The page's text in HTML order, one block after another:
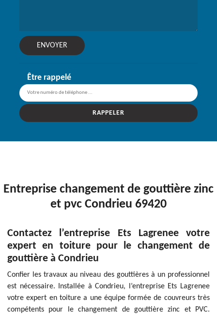
Être rappelé
Entreprise changement de gouttière zinc
et pvc Condrieu 69420
Contactez l’entreprise Ets Lagrenee votre
expert en toiture pour le changement de
gouttière à Condrieu
Confier les travaux au niveau des gouttières à un professionnel
est nécessaire. Installée à Condrieu, l’entreprise Ets Lagrenee
votre expert en toiture a une équipe formée de couvreurs très
compétents pour le changement de gouttière zinc et PVC.